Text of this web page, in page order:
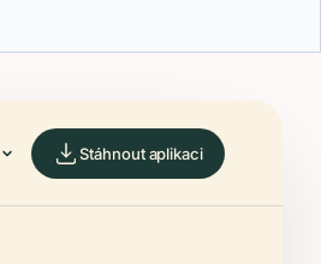
Stáhnout aplikaci